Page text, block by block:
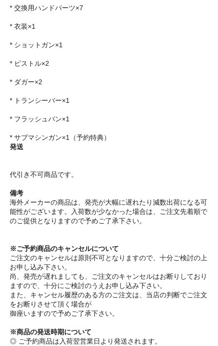
* 交換用ハンドパーツ×7
* 衣装×1
* ショットガン×1
* ピストル×2
* ダガー×2
* トランシーバー×1
* フラッシュバン×1
* サブマシンガン×1（予約特典）
発送
代引き不可商品です。
備考
海外メーカーの商品は、発売が大幅に遅れたり減数出荷になる可
能性がございます。入荷数が少なかった場合は、ご注文先着順で
のご提供となりますので予めご了承下さい。
※ご予約商品のキャンセルについて
ご注文のキャンセルは原則不可となりますので、十分ご検討の上
お申し込み下さい。
尚、発売が遅れましても、ご注文のキャンセルはお断りしており
ますので、十分にご検討のうえお申し込み下さい。
また、キャンセル履歴のある方のご注文は、当店の判断でご注文
をお断りさせて頂く場合が
御座いますので予めご了承下さい。
※商品の発送時期について
◎ ご予約商品は入荷翌営業日より発送されます。